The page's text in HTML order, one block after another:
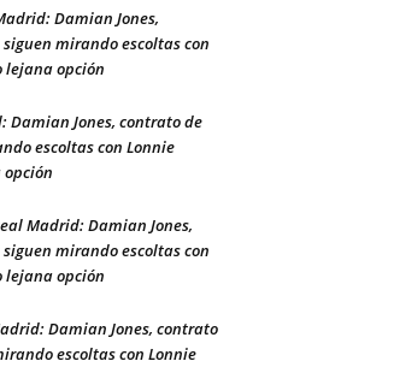
Damian Jones,
mirando escoltas con
lejana opción
Damian Jones, contrato de
escoltas con Lonnie
opción
Madrid: Damian Jones,
mirando escoltas con
lejana opción
Damian Jones, contrato
escoltas con Lonnie